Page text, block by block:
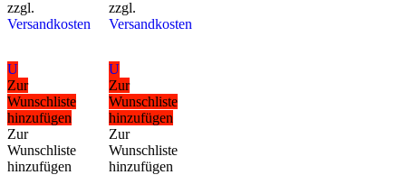
zzgl.
Versandkosten
U
Zur
Wunschliste
hinzufügen
Zur
Wunschliste
hinzufügen
zzgl.
Versandkosten
U
Zur
Wunschliste
hinzufügen
Zur
Wunschliste
hinzufügen